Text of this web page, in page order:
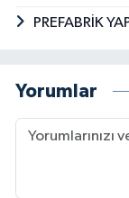
PREFABRİK
Yorumlar